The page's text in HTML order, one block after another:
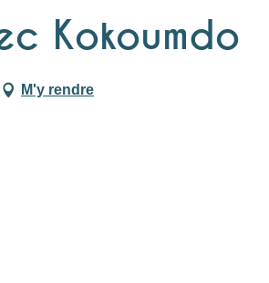
Kokoumdo
M'y rendre